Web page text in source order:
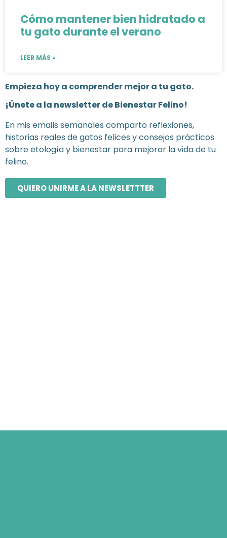
Cómo mantener bien hidratado a
tu gato durante el verano
LEER MÁS »
Empieza hoy a comprender mejor a tu gato.
¡Únete a la newsletter de Bienestar Felino!
En mis emails semanales comparto reflexiones,
historias reales de gatos felices y consejos prácticos
sobre etología y bienestar para mejorar la vida de tu
felino.
QUIERO UNIRME A LA NEWSLETTTER